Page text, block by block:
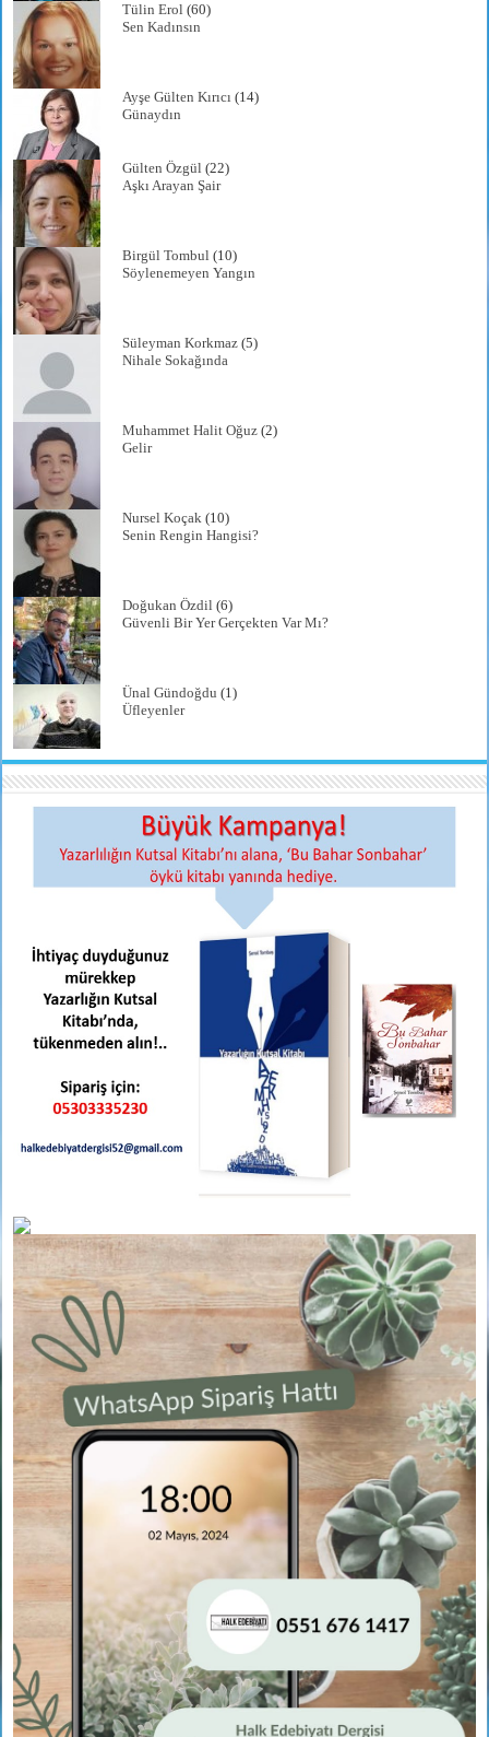
Tülin Erol (60)
Sen Kadınsın
Ayşe Gülten Kırıcı (14)
Günaydın
Gülten Özgül (22)
Aşkı Arayan Şair
Birgül Tombul (10)
Söylenemeyen Yangın
Süleyman Korkmaz (5)
Nihale Sokağında
Muhammet Halit Oğuz (2)
Gelir
Nursel Koçak (10)
Senin Rengin Hangisi?
Doğukan Özdil (6)
Güvenli Bir Yer Gerçekten Var Mı?
Ünal Gündoğdu (1)
Üfleyenler